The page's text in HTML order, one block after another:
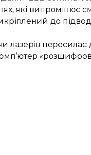
які
до
лазерів